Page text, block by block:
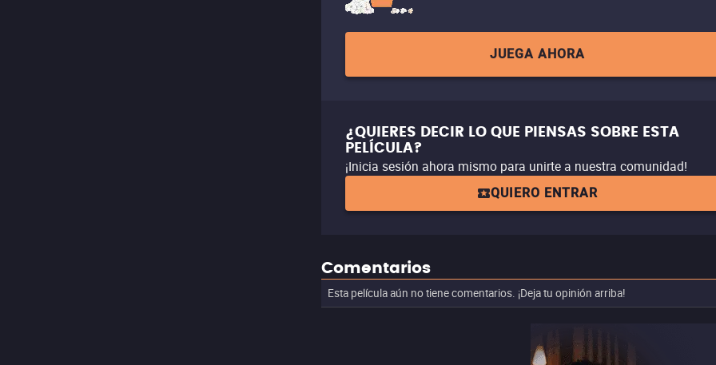
JUEGA AHORA
¿QUIERES DECIR LO QUE PIENSAS SOBRE ESTA
PELÍCULA?
¡Inicia sesión ahora mismo para unirte a nuestra comunidad!
QUIERO ENTRAR
Comentarios
Esta película aún no tiene comentarios. ¡Deja tu opinión arriba!